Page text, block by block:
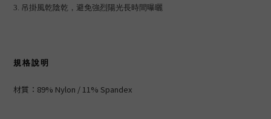
3. 吊掛風乾陰乾，避免強烈陽光長時間曝曬
規格說明
材質： 89% Nylon / 11% Spandex